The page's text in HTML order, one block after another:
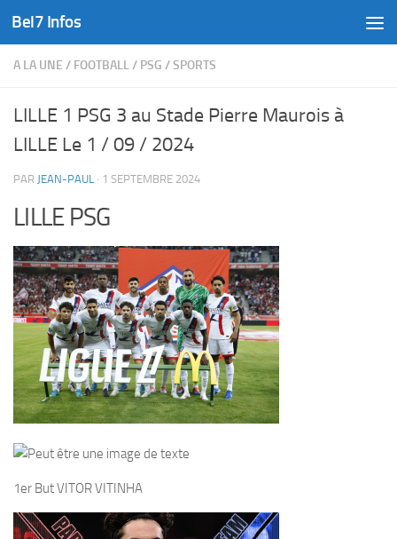
Skip to content
Bel7 Infos
A LA UNE / FOOTBALL/ PSG /SPORTS
LILLE 1 PSG 3 au Stade Pierre Maurois à
LILLE Le 1 / 09 / 2024
PAR JEAN-PAUL · 1 SEPTEMBRE 2024
LILLE PSG
1er But VITOR VITINHA